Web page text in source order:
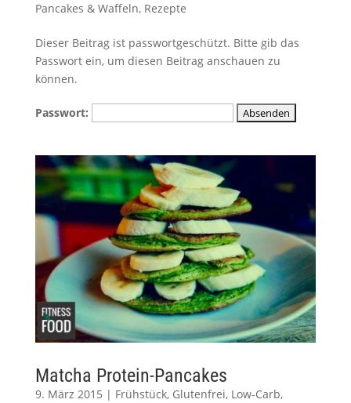
Pancakes & Waffeln, Rezepte
Dieser Beitrag ist passwortgeschützt. Bitte gib das
Passwort ein, um diesen Beitrag anschauen zu
können.
Passwort:
Matcha Protein-Pancakes
9. März 2015 | Frühstück, Glutenfrei, Low-Carb,